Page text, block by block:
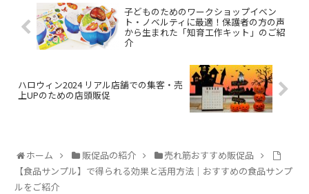
子どものためのワークショップイベン
ト・ノベルティに最適！保護者の方の声
から生まれた「知育工作キット」のご紹
介
ハロウィン2024 リアル店舗での集客・売
上UPのための店頭販促
ホーム 販促品の紹介
売れ筋おすすめ販促品
【食品サンプル】で得られる効果と活用方法｜おすすめの食品サンプ
ルをご紹介